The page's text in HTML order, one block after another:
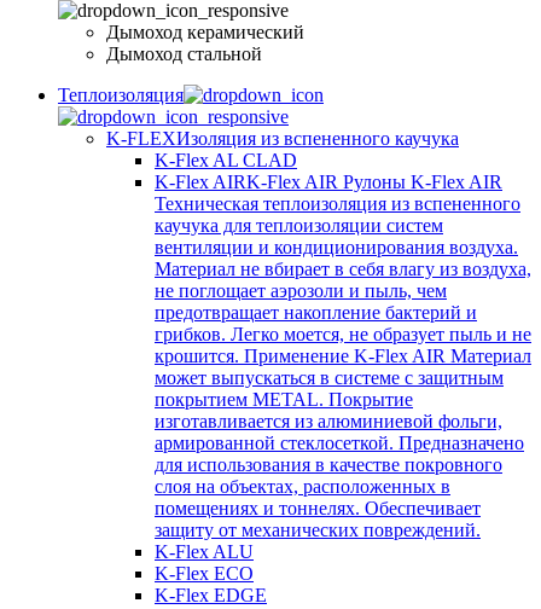
Дымоход керамический
Дымоход стальной
Теплоизоляция
K-FLEXИзоляция из вспененного каучука
K-Flex AL CLAD
K-Flex AIRK-Flex AIR Рулоны K-Flex AIR
Техническая теплоизоляция из вспененного
каучука для теплоизоляции систем
вентиляции и кондиционирования воздуха.
Материал не вбирает в себя влагу из воздуха,
не поглощает аэрозоли и пыль, чем
предотвращает накопление бактерий и
грибков. Легко моется, не образует пыль и не
крошится. Применение K-Flex AIR Материал
может выпускаться в системе c защитным
покрытием METAL. Покрытие
изготавливается из алюминиевой фольги,
армированной стеклосеткой. Предназначено
для использования в качестве покровного
слоя на объектах, расположенных в
помещениях и тоннелях. Обеспечивает
защиту от механических повреждений.
K-Flex ALU
K-Flex ECO
K-Flex EDGE